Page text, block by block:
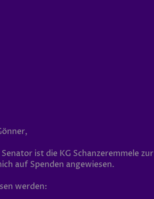
ist die KG Schanzeremmele zur
auf Spenden angewiesen.
werden: